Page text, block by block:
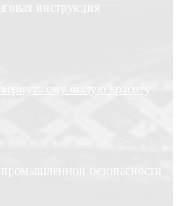
инструкция
вернуть ему былую красоту
промышленной безопасности